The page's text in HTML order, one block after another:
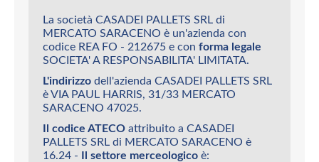
La società CASADEI PALLETS SRL di
MERCATO SARACENO è un'azienda con
codice REA FO - 212675 e con forma legale
SOCIETA' A RESPONSABILITA' LIMITATA.
L'indirizzo dell'azienda CASADEI PALLETS SRL
è VIA PAUL HARRIS, 31/33 MERCATO
SARACENO 47025.
Il codice ATECO attribuito a CASADEI
PALLETS SRL di MERCATO SARACENO è
16.24 - Il settore merceologico è: